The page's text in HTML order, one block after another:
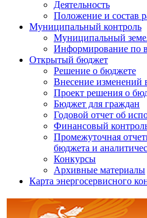
Деятельность
Положение и состав
Муниципальный контроль
Муниципальный
Информирование по
Открытый бюджет
Решение о бюджете
Внесение изменений
Проект решения о
Бюджет для граждан
Годовой отчет об
Финансовый
Промежуточная
бюджета и
Конкурсы
Архивные материалы
Карта энергосервисного